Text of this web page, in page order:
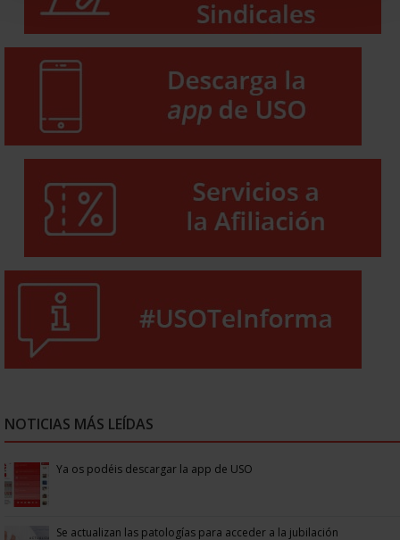
NOTICIAS MÁS LEÍDAS
Ya os podéis descargar la app de USO
Se actualizan las patologías para acceder a la jubilación